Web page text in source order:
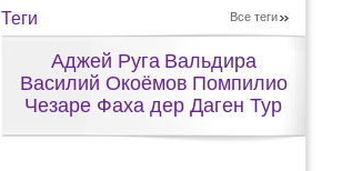
Теги Все теги
Аджей Руга Вальдира
Василий Окоёмов Помпилио
Чезаре Фаха дер Даген Тур